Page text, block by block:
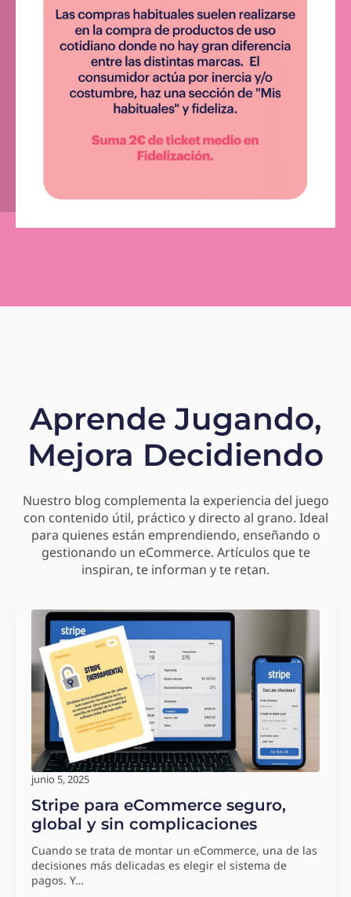
Aprende Jugando,
Mejora Decidiendo
Nuestro blog complementa la experiencia del juego
con contenido útil, práctico y directo al grano. Ideal
para quienes están emprendiendo, enseñando o
gestionando un eCommerce. Artículos que te
inspiran, te informan y te retan.
Stripe para eCommerce seguro,
global y sin complicaciones
junio 5, 2025
Cuando se trata de montar un eCommerce, una de las
decisiones más delicadas es elegir el sistema de
pagos. Y…